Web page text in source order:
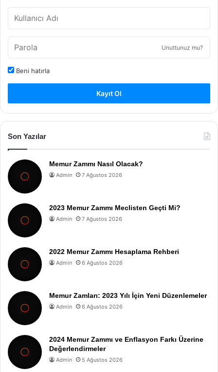
Unuttunuz mu?
Beni hatırla
Kayıt Ol
Son Yazılar
Memur Zammı Nasıl Olacak?
Admin 7 Ağustos 2026
2023 Memur Zammı Meclisten Geçti Mi?
Admin 7 Ağustos 2026
2022 Memur Zammı Hesaplama Rehberi
Admin 6 Ağustos 2026
Memur Zamları: 2023 Yılı İçin Yeni Düzenlemeler
Admin 6 Ağustos 2026
2024 Memur Zammı ve Enflasyon Farkı Üzerine
Değerlendirmeler
Admin 5 Ağustos 2026